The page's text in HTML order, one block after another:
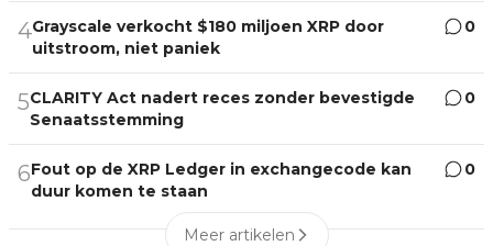
4Grayscale verkocht $180 miljoen XRP door
uitstroom, niet paniek
0
5CLARITY Act nadert reces zonder bevestigde
Senaatsstemming
0
6Fout op de XRP Ledger in exchangecode kan
duur komen te staan
0
Meer artikelen